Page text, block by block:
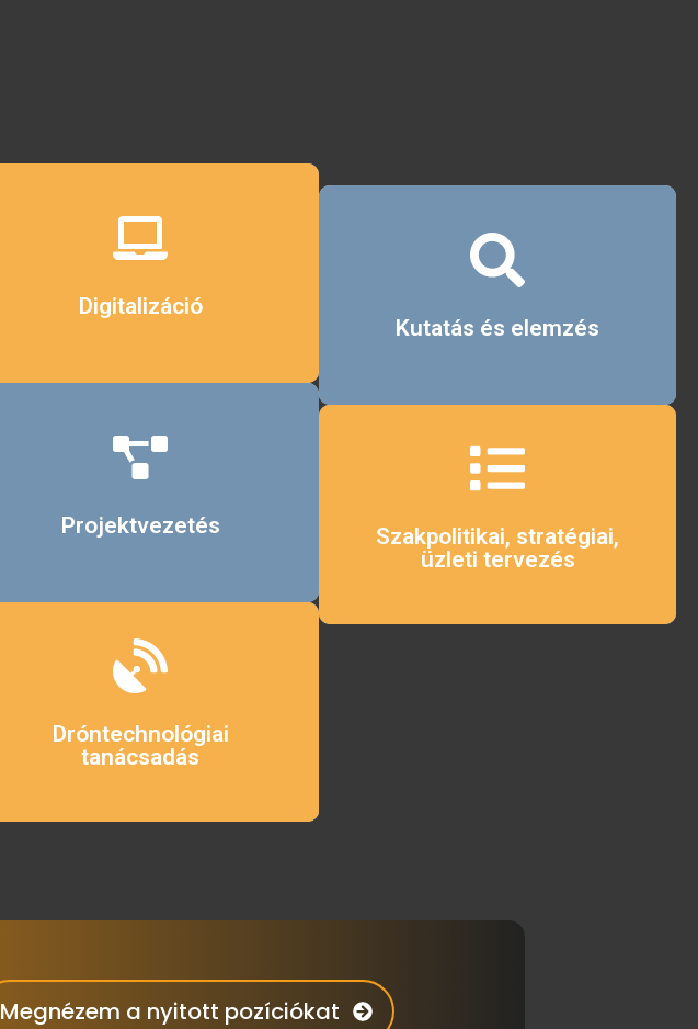
Digitalizáció
Kutatás és elemzés
Projektvezetés
Szakpolitikai, stratégiai,
üzleti tervezés
Dróntechnológiai
tanácsadás
Megnézem a nyitott pozíciókat